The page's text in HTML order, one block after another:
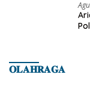
𝐎𝐋𝐀𝐇𝐑𝐀𝐆𝐀